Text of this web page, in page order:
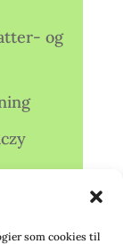
som cookies til
og